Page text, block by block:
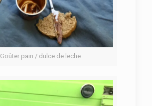
Goûter pain / dulce de leche